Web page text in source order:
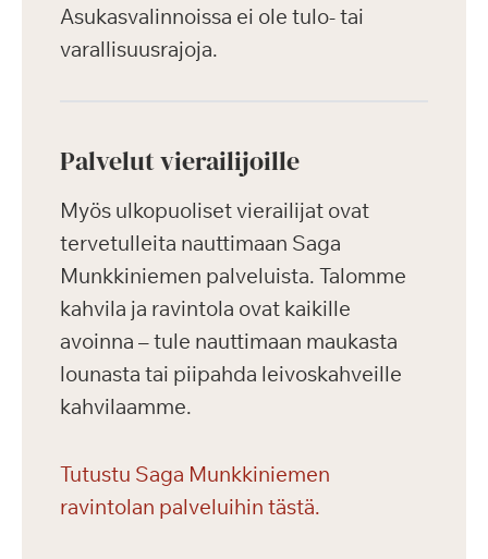
Asukasvalinnoissa ei ole tulo- tai
varallisuusrajoja.
Palvelut vierailijoille
Myös ulkopuoliset vierailijat ovat
tervetulleita nauttimaan Saga
Munkkiniemen palveluista. Talomme
kahvila ja ravintola ovat kaikille
avoinna – tule nauttimaan maukasta
lounasta tai piipahda leivoskahveille
kahvilaamme.
Tutustu Saga Munkkiniemen
ravintolan palveluihin tästä.